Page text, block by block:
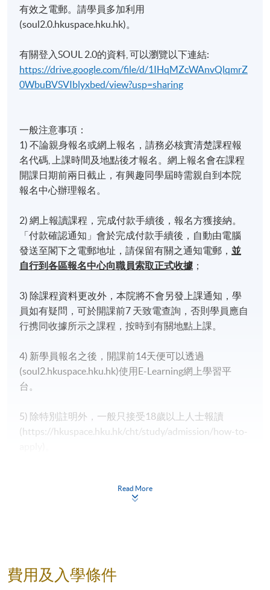
有效之電郵。請學員多加利用
(soul2.0.hkuspace.hku.hk)。
有關登入SOUL 2.0的資料, 可以瀏覽以下連結:
https://drive.google.com/file/d/1IHqMZcWAnvQlqmrZ
0WbuBVSVIblyxbed/view?usp=sharing
一般注意事項：
1) 不論親身報名或網上報名，請務必核實清楚課程報
名代碼, 上課時間及地點後才報名。網上報名會在課程
開課日期前兩日截止，有興趣同學屆時需親自到本院
報名中心辦理報名。
2) 網上報讀課程，完成付款手續後，報名方獲接納。
「付款確認通知」會於完成付款手續後，自動由電腦
發送至閣下之電郵地址，請保留有關之通知電郵， 並
自行到各區報名中心向職員索取正式收據 ；
3) 除課程資料更改外，本院將不會另發上課通知，學
員如有疑問，可於開課前7 天致電查詢，否則學員應自
行携同收據所示之課程，按時到有關地點上課。
4) 新學員報名之後，開課前14天便可以透過
(soul2.hkuspace.hku.hk)使用E-Learning網上學習平
台。
5) 除特別註明外，一般只接受18歲以上人士報讀
(https://hkuspace.hku.hk/cht/study/admission/how-to-
報名，詳細資料請瀏覽：
學員會在課程會於開課前5-7天，收到學院通知是否成
功開班。如成功開班，學科會上載書單至SOUL2.0。成
Read More
費用及入學條件